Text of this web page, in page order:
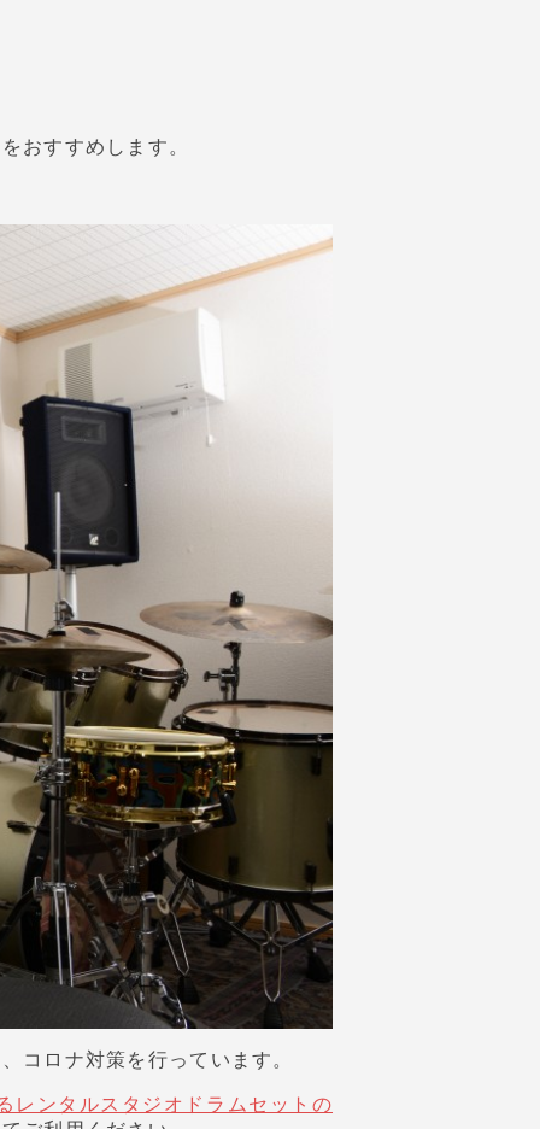
おすすめします。
コロナ対策を行っています。
レンタルスタジオドラムセットの